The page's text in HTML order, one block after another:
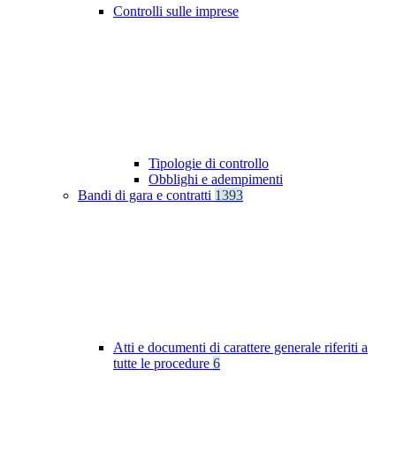
Controlli sulle imprese
Tipologie di controllo
Obblighi e adempimenti
Bandi di gara e contratti 1393
Atti e documenti di carattere generale riferiti a
tutte le procedure 6